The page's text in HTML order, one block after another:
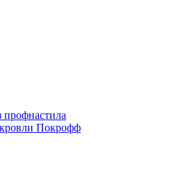
Покрофф